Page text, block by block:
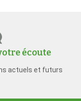
écoute
actuels et futurs